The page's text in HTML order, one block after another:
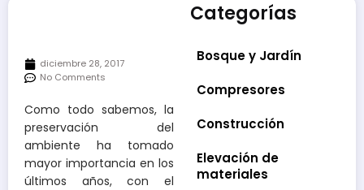
Categorías
Bosque y Jardín
Compresores
Construcción
Elevación de
materiales
diciembre 28, 2017
No Comments
Como todo sabemos, la
preservación del
ambiente ha tomado
mayor importancia en los
últimos años, con el